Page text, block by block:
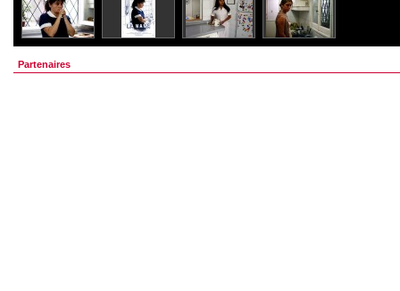
Partenaires